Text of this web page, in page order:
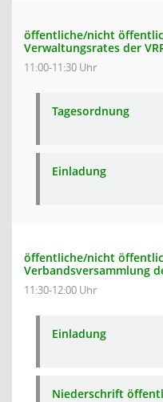
öffentliche/nicht
Verwaltungsrates der
11:00-11:30 Uhr
Tagesordnung
Einladung
öffentliche/nicht
Verbandsversammlung
11:30-12:00 Uhr
Einladung
Niederschrift